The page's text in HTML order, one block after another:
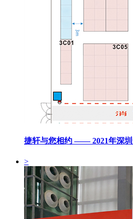
捷轩与您相约 —— 2021年深
>